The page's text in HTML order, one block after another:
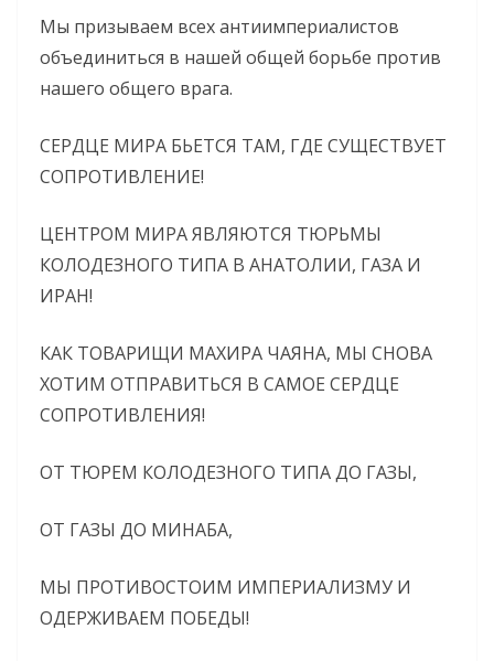
Мы призываем всех антиимпериалистов
объединиться в нашей общей борьбе против
нашего общего врага.
СЕРДЦЕ МИРА БЬЕТСЯ ТАМ, ГДЕ СУЩЕСТВУЕТ
СОПРОТИВЛЕНИЕ!
ЦЕНТРОМ МИРА ЯВЛЯЮТСЯ ТЮРЬМЫ
КОЛОДЕЗНОГО ТИПА В АНАТОЛИИ, ГАЗА И
ИРАН!
КАК ТОВАРИЩИ МАХИРА ЧАЯНА, МЫ СНОВА
ХОТИМ ОТПРАВИТЬСЯ В САМОЕ СЕРДЦЕ
СОПРОТИВЛЕНИЯ!
ОТ ТЮРЕМ КОЛОДЕЗНОГО ТИПА ДО ГАЗЫ,
ОТ ГАЗЫ ДО МИНАБА,
МЫ ПРОТИВОСТОИМ ИМПЕРИАЛИЗМУ И
ОДЕРЖИВАЕМ ПОБЕДЫ!